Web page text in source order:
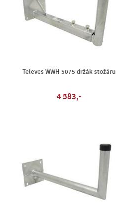
Televes WWH 5075 držák stožáru
4 583,-